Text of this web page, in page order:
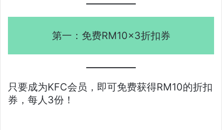
第一：免费RM10x3折扣券
只要成为KFC会员，即可免费获得RM10的折扣
券，每人3份！